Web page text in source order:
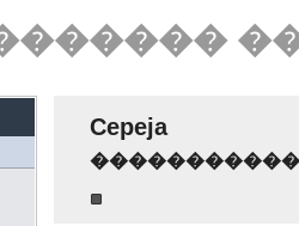
Cepeja